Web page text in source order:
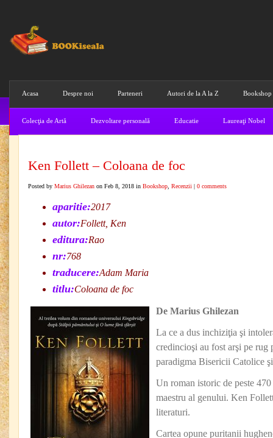
Acasa Despre noi Parteneri Autori de la A la Z Bookshop
Colecţia de Artă Dezvoltare personală Educatie Laureaţi Nobel
Ken Follett – Coloana de foc
Posted by Marius Ghilezan on Feb 8, 2018 in Bookshop Recenzii | 0 comments
aparitie:2017
autor:Follett, Ken
editura:Rao
nr:768
traducere:Adam Maria
titlu:Coloana de foc
De Marius Ghilezan
La ce a dus inchiziţia şi
credincioşi au fost arşi pe rug
paradigma Bisericii Catolice
Un roman istoric de peste
maestru al genului. Ken
literaturi.
Cartea opune puritanii